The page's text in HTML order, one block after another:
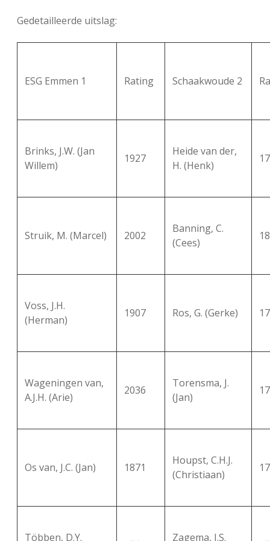
Gedetailleerde uitslag:
ESG Emmen 1 Rating Schaakwoude 2
Brinks, J.W. (Jan
Willem)
1927
Heide van der,
H. (Henk)
Struik, M. (Marcel) 2002
Banning, C.
(Cees)
Voss, J.H.
(Herman)
1907 Ros, G. (Gerke)
Wageningen van,
A.J.H. (Arie)
2036
Torensma, J.
(Jan)
Os van, J.C. (Jan) 1871
Houpst, C.H.J.
(Christiaan)
Többen, D.Y.
Zagema, J.S.